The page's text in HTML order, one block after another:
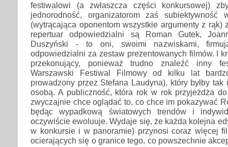
festiwalowi (a zwłaszcza części konkursowej)
jednorodność, organizatorom zaś subiektywność
(wytrącająca oponentom wszystkie argumenty z rąk)
repertuar odpowiedzialni są Roman Gutek,
Duszyński - to oni, swoimi nazwiskami,
odpowiedzialni za zestaw prezentowanych filmów. I
przekonujący, ponieważ trudno znaleźć inny
Warszawski Festiwal Filmowy od kilku lat
prowadzony przez Stefana Laudyna), który byłby
osobą. A publiczność, która rok w rok przyjeżdża
zwyczajnie chce oglądać to, co chce im pokazywać
będąc wypadkową światowych trendów i
oczywiście ewoluuje. Wydaje się, że każda kolejna
w konkursie i w panoramie) przynosi coraz więcej
ocierających się o granice tego, co powszechnie